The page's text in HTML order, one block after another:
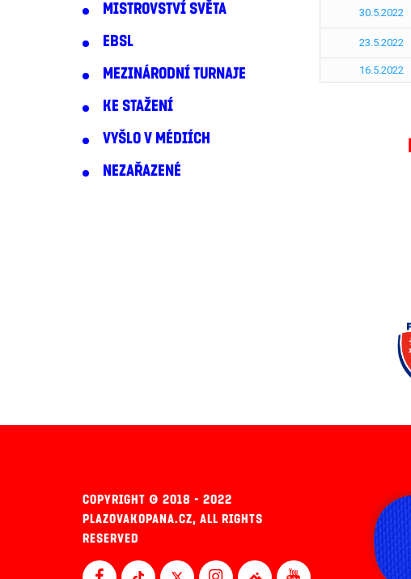
MISTROVSTVÍ SVĚTA
EBSL
MEZINÁRODNÍ TURNAJE
KE STAŽENÍ
VYŠLO V MÉDIÍCH
NEZAŘAZENÉ
30.5.2022
23.5.2022
16.5.2022
COPYRIGHT © 2018 - 2022
PLAZOVAKOPANA.CZ, ALL RIGHTS
RESERVED